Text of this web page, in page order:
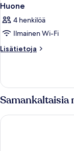
Huone
4 henkilöä
Ilmainen Wi-Fi
Lisätietoja
Lisätietoja
Samankaltaisia
Hotel Nuvò